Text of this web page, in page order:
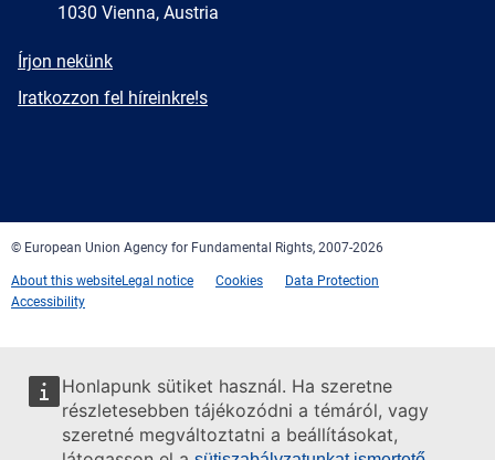
Honlapunk sütiket használ. Ha szeretne
részletesebben tájékozódni a témáról, vagy
szeretné megváltoztatni a beállításokat,
1030 Vienna, Austria
E-
Írjon nekünk
Newsletter
Iratkozzon fel híreinkre!s
© European Union Agency for Fundamental Rights, 2007-2026
About this websiteLegal notice Cookies
Data Protection
Accessibility